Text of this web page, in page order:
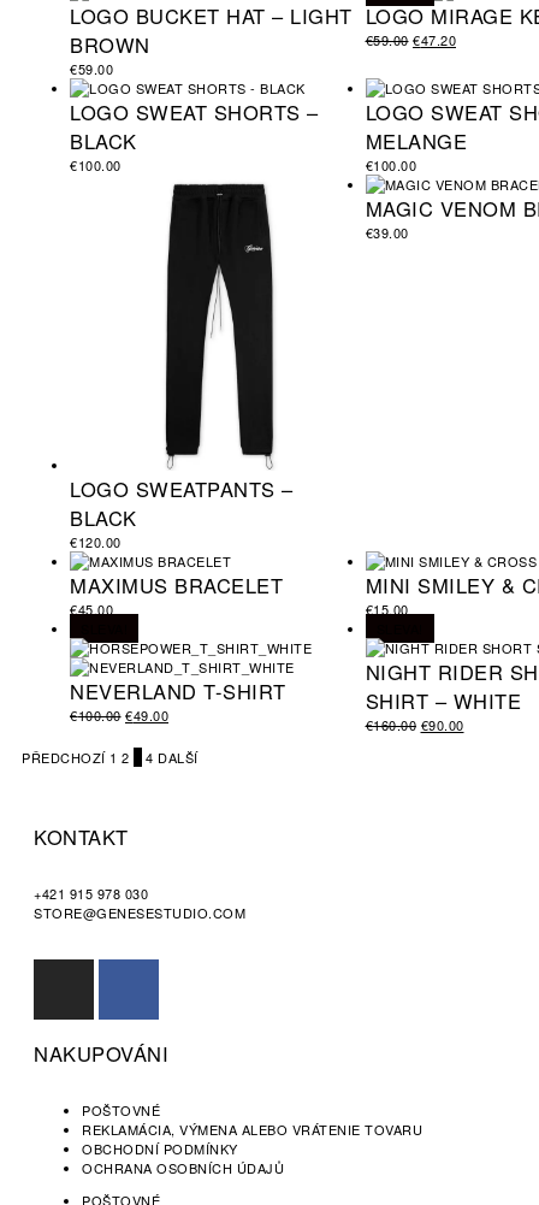
LOGO BUCKET HAT – LIGHT
BROWN
€59.00
LOGO MIRAGE
€59.00 €47.20
LOGO SWEAT SHORTS –
BLACK
€100.00
LOGO SWEAT
MELANGE
€100.00
LOGO SWEATPANTS –
BLACK
€120.00
MAGIC VENOM
€39.00
MAXIMUS BRACELET
€45.00
MINI SMILEY &
€15.00
NEVERLAND T-SHIRT
€100.00 €49.00
NIGHT RIDER
SHIRT – WHITE
€160.00 €90.00
PŘEDCHOZÍ 1 2 4 DALŠÍ
KONTAKT
+421 915 978 030
STORE@GENESESTUDIO.COM
NAKUPOVÁNI
POŠTOVNÉ
REKLAMÁCIA, VÝMENA ALEBO VRÁTENIE TOVARU​
OBCHODNÍ PODMÍNKY
OCHRANA OSOBNÍCH ÚDAJŮ
POŠTOVNÉ